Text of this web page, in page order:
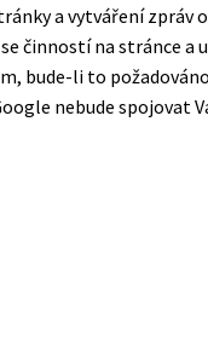
a vytváření
činností na stránce
bude-li to
nebude spojovat